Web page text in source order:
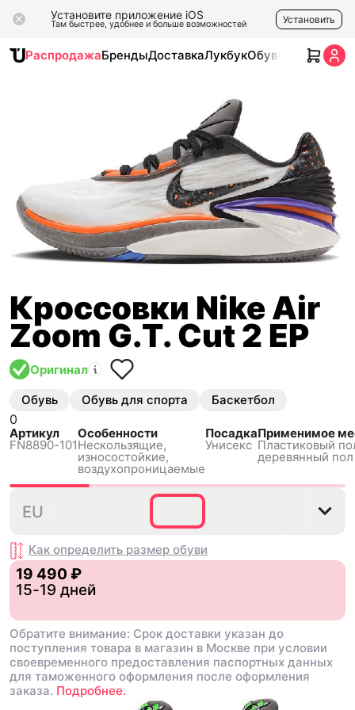
Установите приложение iOS
Там быстрее, удобнее и больше возможностей Установить
РаспродажаБрендыДоставкаЛукбукОбувь Одежда
Кроссовки Nike Air
Zoom G.T. Cut 2 EP
Оригинал
Обувь Обувь для спорта Баскетбол
0
Артикул
FN8890-101
Особенности
Нескользящиe,
износостойкие,
воздухопроницаемые
Посадка
Унисекс
Применимое
Пластиковый
деревянный пол
38
EU
Как определить размер обуви
19 490 ₽
15-19 дней
Обратите внимание: Срок доставки указан до
поступления товара в магазин в Москве при условии
своевременного предоставления паспортных данных
для таможенного оформления после оформления
заказа. Подробнее.